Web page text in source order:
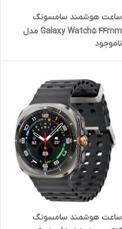
ساعت هوشمند سامسونگ
Galaxy Watch5 44mm مدل
(گارانتی 18 ماهه شرکتی)
ناموجود
ساعت هوشمند سامسونگ